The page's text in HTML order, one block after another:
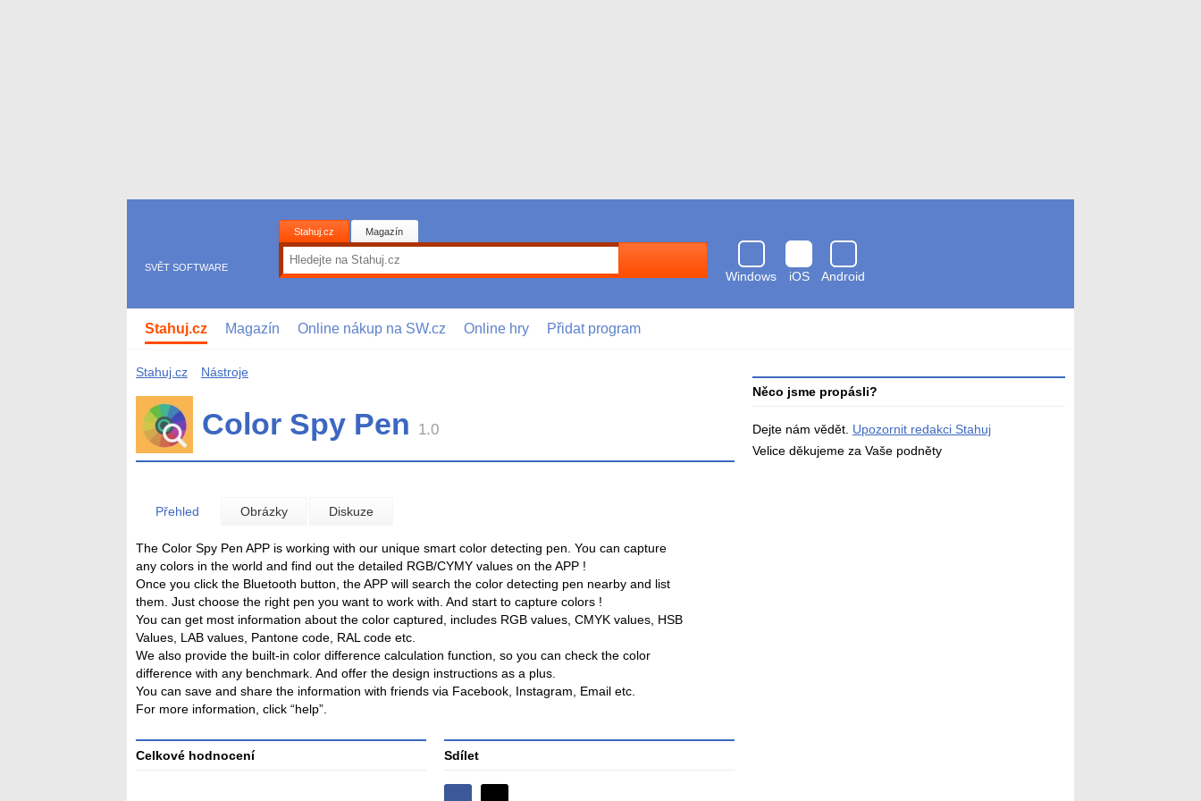
SVĚT SOFTWARE
Stahuj.cz Magazín
Windows
iOS
Android
antivirem
Stahuj.cz Magazín Online nákup na SW.cz Online hry Přidat program
Stahuj.cz Nástroje
Color Spy Pen 1.0
Přehled Obrázky Diskuze
The Color Spy Pen APP is working with our unique smart color detecting pen. You can capture
any colors in the world and find out the detailed RGB/CYMY values on the APP !
Once you click the Bluetooth button, the APP will search the color detecting pen nearby and list
them. Just choose the right pen you want to work with. And start to capture colors !
You can get most information about the color captured, includes RGB values, CMYK values, HSB
Values, LAB values, Pantone code, RAL code etc.
We also provide the built-in color difference calculation function, so you can check the color
difference with any benchmark. And offer the design instructions as a plus.
You can save and share the information with friends via Facebook, Instagram, Email etc.
For more information, click “help”.
Celkové hodnocení Sdílet
Něco jsme propásli?
Dejte nám vědět. Upozornit redakci Stahuj
Velice děkujeme za Vaše podněty